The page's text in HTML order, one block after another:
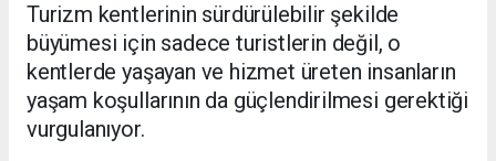
Turizm kentlerinin sürdürülebilir şekilde
büyümesi için sadece turistlerin değil, o
kentlerde yaşayan ve hizmet üreten insanların
yaşam koşullarının da güçlendirilmesi gerektiği
vurgulanıyor.